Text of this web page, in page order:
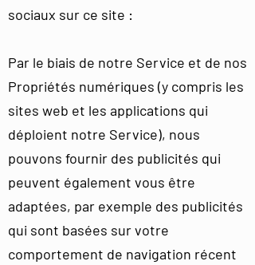
sociaux sur ce site :
Par le biais de notre Service et de nos
Propriétés numériques (y compris les
sites web et les applications qui
déploient notre Service), nous
pouvons fournir des publicités qui
peuvent également vous être
adaptées, par exemple des publicités
qui sont basées sur votre
comportement de navigation récent